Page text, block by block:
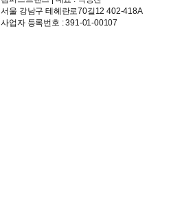
서울 강남구 테헤란로70길12 402-418A
사업자 등록번호 : 391-01-00107